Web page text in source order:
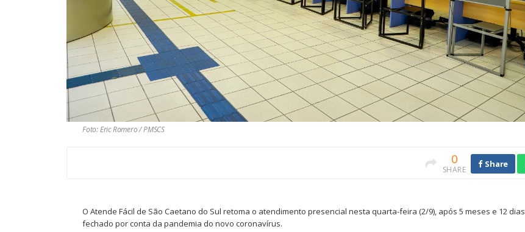
Foto: Eric Romero / PMSCS
0
SHARE
Share
O Atende Fácil de São Caetano do Sul retoma o atendimento presencial nesta quarta-feira (2/9), após 5 meses e 12 dias
fechado por conta da pandemia do novo coronavírus.